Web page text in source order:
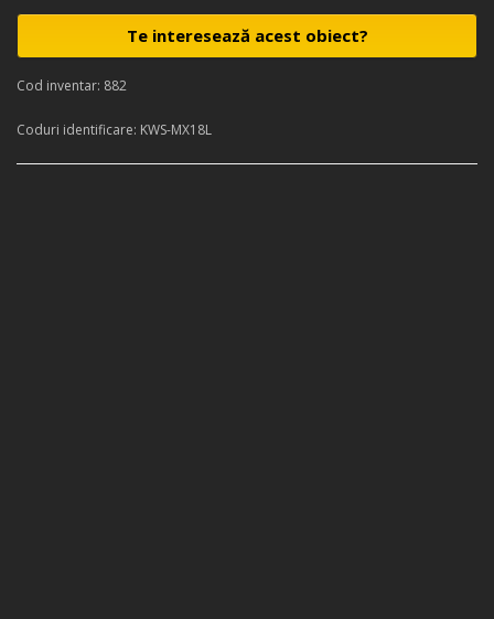
Te interesează acest obiect?
Cod inventar: 882
Coduri identificare: KWS-MX18L